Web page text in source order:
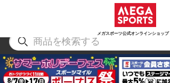
メガスポーツ公式オンラインショップ
アウトドア